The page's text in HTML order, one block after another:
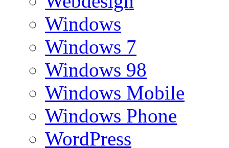
Windows
Windows 7
Windows 98
Windows Mobile
Windows Phone
WordPress